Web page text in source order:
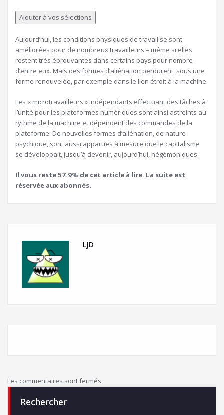
nos
abonnés
Ajouter à vos sélections
Aujourd’hui, les conditions physiques de travail se sont
améliorées pour de nombreux travailleurs – même si elles
restent très éprouvantes dans certains pays pour nombre
d’entre eux. Mais des formes d’aliénation perdurent, sous une
forme renouvelée, par exemple dans le lien étroit à la machine.
Les « microtravailleurs » indépendants effectuant des tâches à
l’unité pour les plateformes numériques sont ainsi astreints au
rythme de la machine et dépendent des commandes de la
plateforme. De nouvelles formes d’aliénation, de nature
psychique, sont aussi apparues à mesure que le capitalisme
se développait, jusqu’à devenir, aujourd’hui, hégémoniques.
Il vous reste 57.9% de cet article à lire. La suite est
réservée aux abonnés.
LJD
Les commentaires sont fermés.
Rechercher